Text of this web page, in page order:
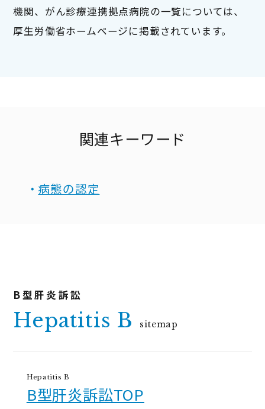
機関、がん診療連携拠点病院の一覧については、
厚生労働省ホームページに掲載されています。
関連キーワード
病態の認定
Hepatitis B sitemap
Hepatitis B
B型肝炎訴訟TOP